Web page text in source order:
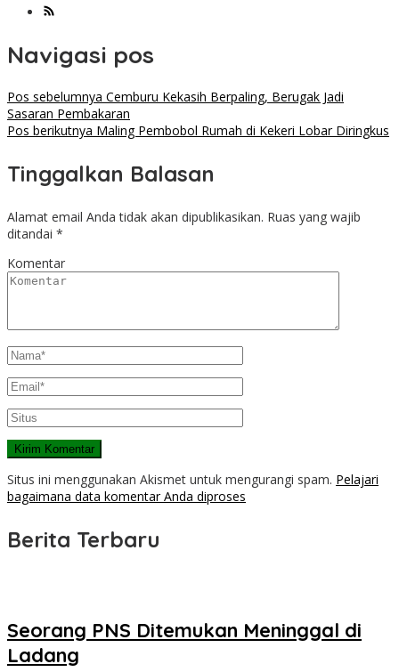
Navigasi pos
Pos sebelumnya Cemburu Kekasih Berpaling, Berugak Jadi
Sasaran Pembakaran
Pos berikutnya Maling Pembobol Rumah di Kekeri Lobar Diringkus
Tinggalkan Balasan
Alamat email Anda tidak akan dipublikasikan. Ruas yang wajib
ditandai *
Komentar
Situs ini menggunakan Akismet untuk mengurangi spam. Pelajari
bagaimana data komentar Anda diproses
Berita Terbaru
Seorang PNS Ditemukan Meninggal di
Ladang